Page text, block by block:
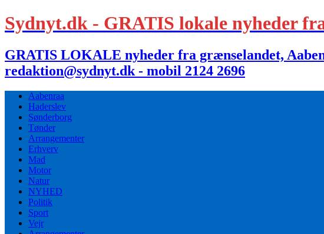
Sydnyt.dk - GRATIS lokale nyheder
GRATIS LOKALE nyheder fra grænselandet,
redaktion@sydnyt.dk - mobil 2124 2696
Aabenraa
Haderslev
Sønderborg
Tønder
Arrangementer
Erhverv
Mad
Motor
Natur
NYHED
Politik
Sport
Vejr